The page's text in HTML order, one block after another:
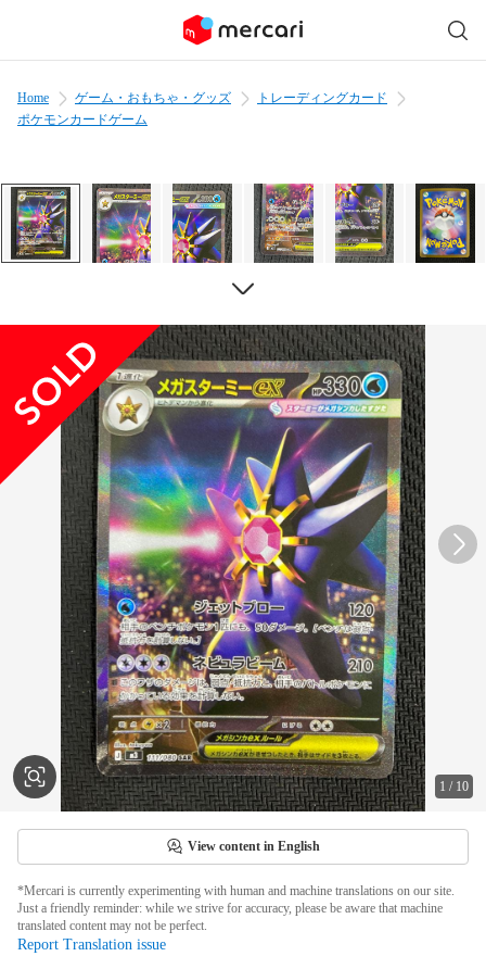
Home ゲーム・おもちゃ・グッズ
トレーディングカード
ポケモンカードゲーム
1 / 10
View content in English
*Mercari is currently experimenting with human and machine translations on our site.
Just a friendly reminder: while we strive for accuracy, please be aware that machine
translated content may not be perfect.
Report Translation issue